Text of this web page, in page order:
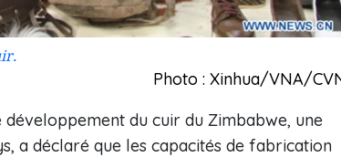
Photo : Xinhua/VNA/
du cuir du Zimbabwe, une
a déclaré que les capacités de fabrication